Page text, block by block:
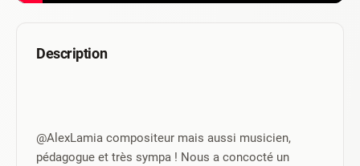
Description
@AlexLamia compositeur mais aussi musicien,
pédagogue et très sympa ! Nous a concocté un